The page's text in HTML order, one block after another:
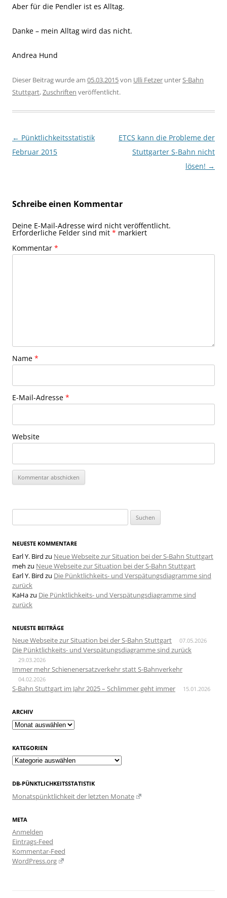
Aber für die Pendler ist es Alltag.
Danke – mein Alltag wird das nicht.
Andrea Hund
Dieser Beitrag wurde am 05.03.2015von Ulli Fetzer unterS-Bahn
Stuttgart,Zuschriften veröffentlicht.
Beitragsnavigation
← Pünktlichkeitsstatistik
Februar 2015
ETCS kann die Probleme der
Stuttgarter S-Bahn nicht
lösen! →
Schreibe einen Kommentar
Deine E-Mail-Adresse wird nicht veröffentlicht.
Erforderliche Felder sind mit * markiert
Kommentar *
Name *
E-Mail-Adresse *
Website
nach:
NEUESTE KOMMENTARE
Earl Y. Bird zu Neue Webseite zur Situation bei der S-Bahn Stuttgart
meh zu Neue Webseite zur Situation bei der S-Bahn Stuttgart
Earl Y. Bird zu Die Pünktlichkeits- und Verspätungsdiagramme sind
zurück
KaHazu Die Pünktlichkeits- und Verspätungsdiagramme sind
zurück
NEUESTE BEITRÄGE
Neue Webseite zur Situation bei der S-Bahn Stuttgart 07.05.2026
Die Pünktlichkeits- und Verspätungsdiagramme sind zurück
29.03.2026
Immer mehr Schienenersatzverkehr statt S-Bahnverkehr
04.02.2026
S-Bahn Stuttgart im Jahr 2025 – Schlimmer geht immer 15.01.2026
ARCHIV
Archiv
KATEGORIEN
Kategorien
DB-PÜNKTLICHKEITSSTATISTIK
Monatspünktlichkeit der letzten Monate
META
Anmelden
Eintrags-Feed
Kommentar-Feed
WordPress.org